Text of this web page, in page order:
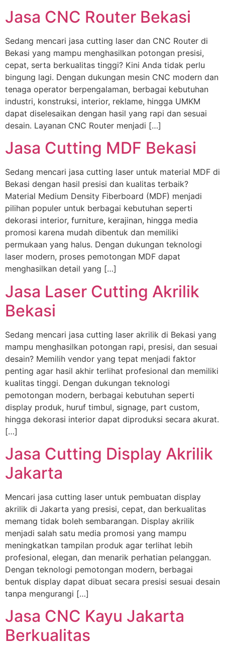
Jasa CNC Router Bekasi
Sedang mencari jasa cutting laser dan CNC Router di
Bekasi yang mampu menghasilkan potongan presisi,
cepat, serta berkualitas tinggi? Kini Anda tidak perlu
bingung lagi. Dengan dukungan mesin CNC modern dan
tenaga operator berpengalaman, berbagai kebutuhan
industri, konstruksi, interior, reklame, hingga UMKM
dapat diselesaikan dengan hasil yang rapi dan sesuai
desain. Layanan CNC Router menjadi […]
Jasa Cutting MDF Bekasi
Sedang mencari jasa cutting laser untuk material MDF di
Bekasi dengan hasil presisi dan kualitas terbaik?
Material Medium Density Fiberboard (MDF) menjadi
pilihan populer untuk berbagai kebutuhan seperti
dekorasi interior, furniture, kerajinan, hingga media
promosi karena mudah dibentuk dan memiliki
permukaan yang halus. Dengan dukungan teknologi
laser modern, proses pemotongan MDF dapat
menghasilkan detail yang […]
Jasa Laser Cutting Akrilik
Bekasi
Sedang mencari jasa cutting laser akrilik di Bekasi yang
mampu menghasilkan potongan rapi, presisi, dan sesuai
desain? Memilih vendor yang tepat menjadi faktor
penting agar hasil akhir terlihat profesional dan memiliki
kualitas tinggi. Dengan dukungan teknologi
pemotongan modern, berbagai kebutuhan seperti
display produk, huruf timbul, signage, part custom,
hingga dekorasi interior dapat diproduksi secara akurat.
[…]
Jasa Cutting Display Akrilik
Jakarta
Mencari jasa cutting laser untuk pembuatan display
akrilik di Jakarta yang presisi, cepat, dan berkualitas
memang tidak boleh sembarangan. Display akrilik
menjadi salah satu media promosi yang mampu
meningkatkan tampilan produk agar terlihat lebih
profesional, elegan, dan menarik perhatian pelanggan.
Dengan teknologi pemotongan modern, berbagai
bentuk display dapat dibuat secara presisi sesuai desain
tanpa mengurangi […]
Jasa CNC Kayu Jakarta
Berkualitas